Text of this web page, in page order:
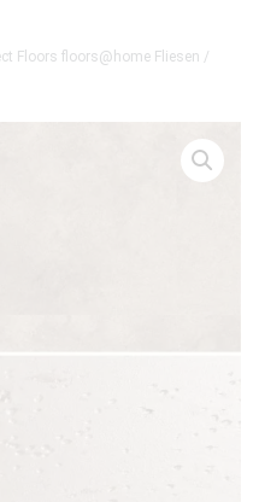
Floors floors@home Fliesen /